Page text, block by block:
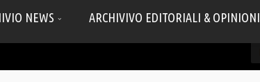
NEWS ARCHIVIVO EDITORIALI & OPINIONI